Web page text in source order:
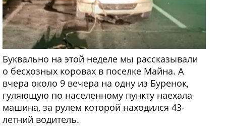
Буквально на этой неделе мы рассказывали
о бесхозных коровах в поселке Майна. А
вчера около 9 вечера на одну из Буренок,
гуляющую по населенному пункту наехала
машина, за рулем которой находился 43-
летний водитель.